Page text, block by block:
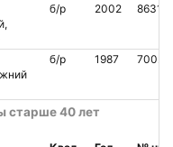
б/р 2002
б/р 1987
старше 40 лет